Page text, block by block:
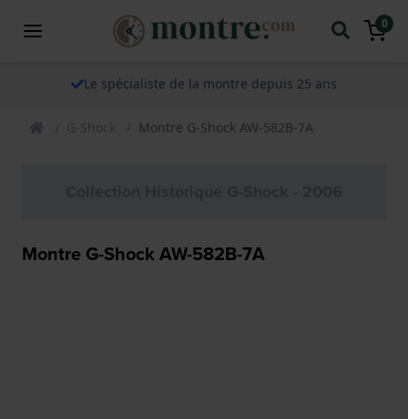
0
Le spécialiste de la montre depuis 25 ans
G-Shock Montre G-Shock AW-582B-7A
Montre G-Shock AW-582B-7A